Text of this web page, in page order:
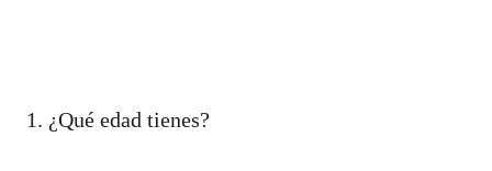
1. ¿Qué edad tienes?